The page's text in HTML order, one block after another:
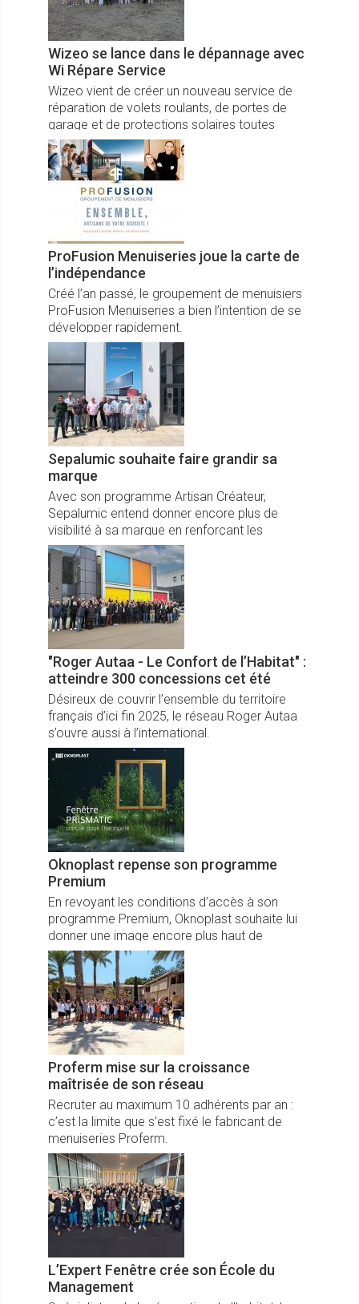
Wizeo se lance dans le dépannage avec
Wi Répare Service
Wizeo vient de créer un nouveau service de
réparation de volets roulants, de portes de
garage et de protections solaires toutes
marques.
ProFusion Menuiseries joue la carte de
l’indépendance
Créé l’an passé, le groupement de menuisiers
ProFusion Menuiseries a bien l’intention de se
développer rapidement.
Sepalumic souhaite faire grandir sa
marque
Avec son programme Artisan Créateur,
Sepalumic entend donner encore plus de
visibilité à sa marque en renforçant les
services à ses membres.
"Roger Autaa - Le Confort de l’Habitat" :
atteindre 300 concessions cet été
Désireux de couvrir l’ensemble du territoire
français d’ici fin 2025, le réseau Roger Autaa
s’ouvre aussi à l’international.
Oknoplast repense son programme
Premium
En revoyant les conditions d’accès à son
programme Premium, Oknoplast souhaite lui
donner une image encore plus haut de
gamme.
Proferm mise sur la croissance
maîtrisée de son réseau
Recruter au maximum 10 adhérents par an :
c’est la limite que s’est fixé le fabricant de
menuiseries Proferm.
L’Expert Fenêtre crée son École du
Management